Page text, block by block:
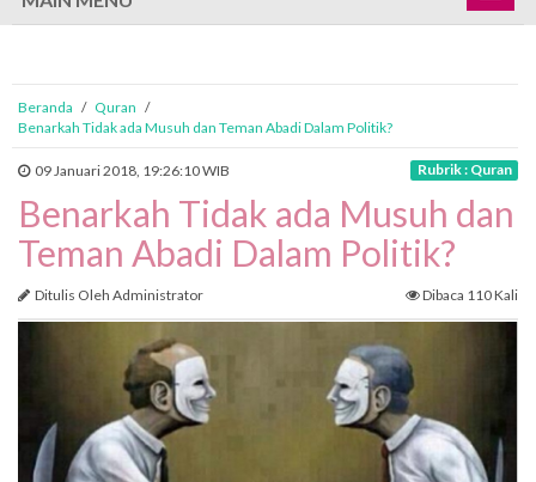
Beranda / Quran /
Benarkah Tidak ada Musuh dan Teman Abadi Dalam Politik?
09 Januari 2018, 19:26:10 WIB Rubrik : Quran
Benarkah Tidak ada Musuh dan
Teman Abadi Dalam Politik?
Ditulis Oleh Administrator Dibaca 110 Kali